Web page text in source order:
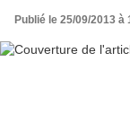
Publié le 25/09/2013 à